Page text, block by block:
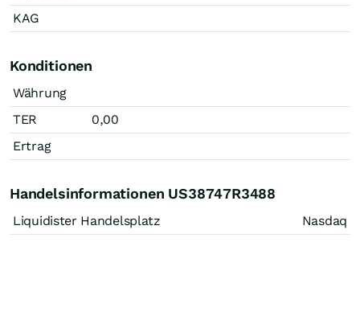
KAG
Konditionen
Währung
TER
0,00
Ertrag
Handelsinformationen US38747R3488
Liquidister Handelsplatz Nasdaq